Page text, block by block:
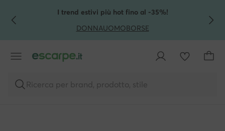
VAI AL CONTENUTO PRINCIPALE
VAI ALLA RICERCAI trend estivi più hot fino al -35%!
DONNAUOMOBORSE
Ricerca per brand, prodotto, stile